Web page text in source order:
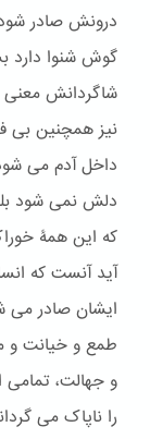
درونش صادر
گوش شنوا دارد
شاگردانش معنی
نیز همچنین بی
داخل آدم می
دلش نمی شود
که این همۀ
آید آنست که
ایشان صادر می
طمع و خیانت و
و جهالت، تمامی
را ناپاک می